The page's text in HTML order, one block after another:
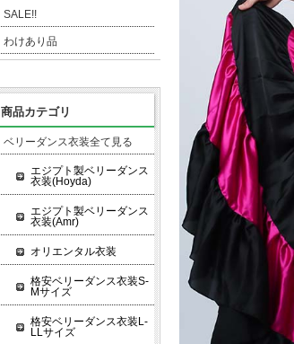
SALE!!
わけあり品
商品カテゴリ
ベリーダンス衣装全て見る
エジプト製ベリーダンス
衣装(Hoyda)
エジプト製ベリーダンス
衣装(Amr)
オリエンタル衣装
格安ベリーダンス衣装S-
Mサイズ
格安ベリーダンス衣装L-
LLサイズ